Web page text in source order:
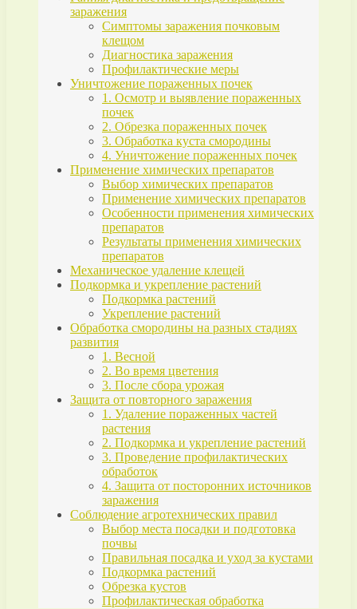
заражения
Симптомы заражения почковым
клещом
Диагностика заражения
Профилактические меры
Уничтожение пораженных почек
1. Осмотр и выявление пораженных
почек
2. Обрезка пораженных почек
3. Обработка куста смородины
4. Уничтожение пораженных почек
Применение химических препаратов
Выбор химических препаратов
Применение химических препаратов
Особенности применения химических
препаратов
Результаты применения химических
препаратов
Механическое удаление клещей
Подкормка и укрепление растений
Подкормка растений
Укрепление растений
Обработка смородины на разных стадиях
развития
1. Весной
2. Во время цветения
3. После сбора урожая
Защита от повторного заражения
1. Удаление пораженных частей
растения
2. Подкормка и укрепление растений
3. Проведение профилактических
обработок
4. Защита от посторонних источников
заражения
Соблюдение агротехнических правил
Выбор места посадки и подготовка
почвы
Правильная посадка и уход за кустами
Подкормка растений
Обрезка кустов
Профилактическая обработка